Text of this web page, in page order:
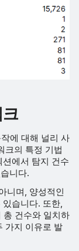
에 대해 널리 사
크의 특정 기법
에서 탐지 건수
니다.
니며, 양성적인
습니다. 또한,
총 건수와 일치하
가지 이유로 발